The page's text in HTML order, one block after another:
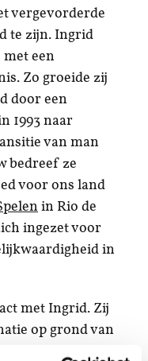
vergevorderde
te zijn. Ingrid
een
Zo groeide zij
door een
1993 naar
van man
bedreef ze
voor ons land
in Rio de
ingezet voor
in
met Ingrid. Zij
op grond van